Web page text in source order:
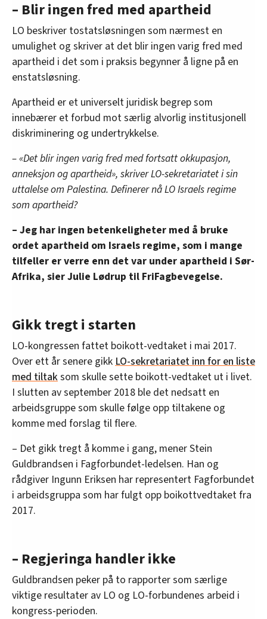
– Blir ingen fred med apartheid
LO beskriver tostatsløsningen som nærmest en
umulighet og skriver at det blir ingen varig fred med
apartheid i det som i praksis begynner å ligne på en
enstatsløsning.
Apartheid er et universelt juridisk begrep som
innebærer et forbud mot særlig alvorlig institusjonell
diskriminering og undertrykkelse.
– «Det blir ingen varig fred med fortsatt okkupasjon,
anneksjon og apartheid», skriver LO-sekretariatet i sin
uttalelse om Palestina. Definerer nå LO Israels regime
som apartheid?
– Jeg har ingen betenkeligheter med å bruke
ordet apartheid om Israels regime, som i mange
tilfeller er verre enn det var under apartheid i Sør-
Afrika, sier Julie Lødrup til FriFagbevegelse.
Gikk tregt i starten
LO-kongressen fattet boikott-vedtaket i mai 2017.
Over ett år senere gikk LO-sekretariatet inn for en liste
med tiltaksom skulle sette boikott-vedtaket ut i livet.
I slutten av september 2018 ble det nedsatt en
arbeidsgruppe som skulle følge opp tiltakene og
komme med forslag til flere.
– Det gikk tregt å komme i gang, mener Stein
Guldbrandsen i Fagforbundet-ledelsen. Han og
rådgiver Ingunn Eriksen har representert Fagforbundet
i arbeidsgruppa som har fulgt opp boikottvedtaket fra
2017.
– Regjeringa handler ikke
Guldbrandsen peker på to rapporter som særlige
viktige resultater av LO og LO-forbundenes arbeid i
kongress-perioden.